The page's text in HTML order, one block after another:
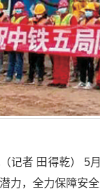
（记者 田得乾） 5
力，全力保障安